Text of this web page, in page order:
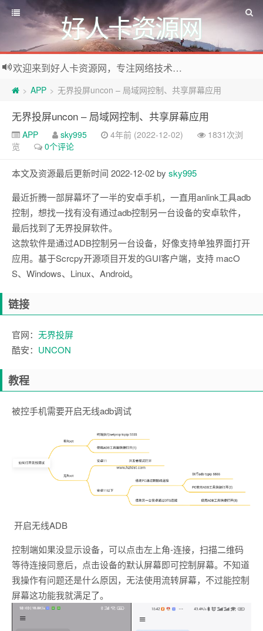
好人卡资源网
欢迎来到好人卡资源网，专注网络技术资源收集，我们不仅是网络资源的搬运工，也生产原创资源。寻找资源请留言或关注公众号:烈日下的男人
> APP > 无界投屏uncon – 局域网控制、共享屏幕应用
无界投屏uncon – 局域网控制、共享屏幕应用
APP sky995 4年前 (2022-12-02)
1831次浏
览
0个评论
本文及资源最后更新时间 2022-12-02 by sky995
最近折腾一部屏幕坏了一半的安卓手机，一直用anlink工具adb
控制，想找一找有没有通过adb控制另一台设备的安卓软件，
最后找到了无界投屏软件。
这款软件是通过ADB控制另一台设备，好像支持单独界面打开
应用。基于Scrcpy开源项目开发的GUI客户端，支持 macO
S、Windows、Linux、Android。
链接
官网： 无界投屏
酷安： UNCON
教程
被控手机需要开启无线adb调试
开启无线ADB
控制端如果没显示设备，可以点击左上角-连接，扫描二维码
等待连接同意后，点击设备的默认屏幕即可控制屏幕。不知道
我操作有问题还是什么原因，无法使用流转屏幕，不过能控制
屏幕这功能我就满足了。